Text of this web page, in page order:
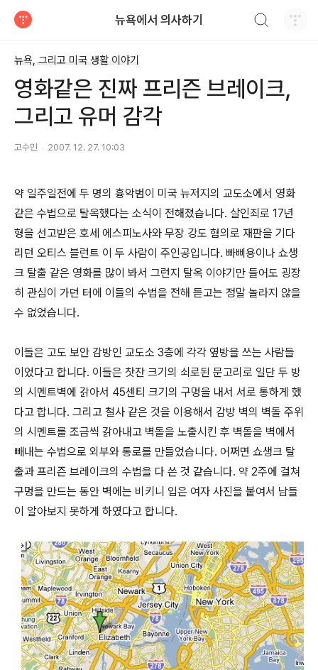
뉴욕에서 의사하기
뉴욕, 그리고 미국 생활 이야기
영화같은 진짜 프리즌 브레이크,
그리고 유머 감각
고수민 2007. 12. 27. 10:03
약 일주일전에 두 명의 흉악범이 미국 뉴저지의 교도소에서 영화
같은 수법으로 탈옥했다는 소식이 전해졌습니다. 살인죄로 17년
형을 선고받은 호세 에스피노사와 무장 강도 혐의로 재판을 기다
리던 오티스 블런트 이 두 사람이 주인공입니다. 빠삐용이나 쇼생
크 탈출 같은 영화를 많이 봐서 그런지 탈옥 이야기만 들어도 굉장
히 관심이 가던 터에 이들의 수법을 전해 듣고는 정말 놀라지 않을
수 없었습니다.
이들은 고도 보안 감방인 교도소 3층에 각각 옆방을 쓰는 사람들
이었다고 합니다. 이들은 찻잔 크기의 쇠로된 문고리로 일단 두 방
의 시멘트벽에 갉아서 45센티 크기의 구멍을 내서 서로 통하게 했
다고 합니다. 그리고 철사 같은 것을 이용해서 감방 벽의 벽돌 주위
의 시멘트를 조금씩 갉아내고 벽돌을 노출시킨 후 벽돌을 벽에서
빼내는 수법으로 외부와 통로를 만들었습니다. 어쩌면 쇼생크 탈
출과 프리즌 브레이크의 수법을 다 쓴 것 같습니다. 약 2주에 걸쳐
구멍을 만드는 동안 벽에는 비키니 입은 여자 사진을 붙여서 남들
이 알아보지 못하게 하였다고 합니다.